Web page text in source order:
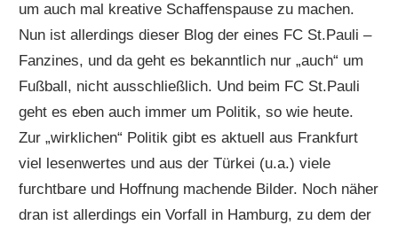
um auch mal kreative Schaffenspause zu machen.
Nun ist allerdings dieser Blog der eines FC St.Pauli –
Fanzines, und da geht es bekanntlich nur „auch“ um
Fußball, nicht ausschließlich. Und beim FC St.Pauli
geht es eben auch immer um Politik, so wie heute.
Zur „wirklichen“ Politik gibt es aktuell aus Frankfurt
viel lesenwertes und aus der Türkei (u.a.) viele
furchtbare und Hoffnung machende Bilder. Noch näher
dran ist allerdings ein Vorfall in Hamburg, zu dem der